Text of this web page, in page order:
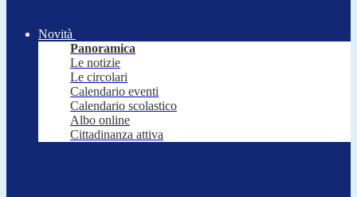
Novità
Panoramica
Le notizie
Le circolari
Calendario eventi
Calendario scolastico
Albo online
Cittadinanza attiva